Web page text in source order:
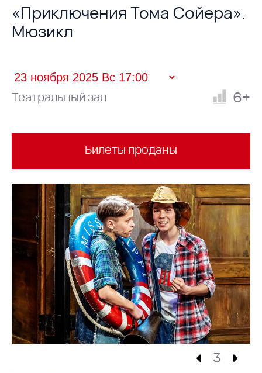
«Приключения Тома Сойера».
Мюзикл
Театральный зал 6+
Билеты проданы
3